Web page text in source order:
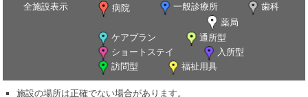
全施設表示 病院 一般診療所
歯科
薬局
ケアプラン
通所型
ショートステイ
入所型
訪問型
福祉用具
施設の場所は正確でない場合があります。